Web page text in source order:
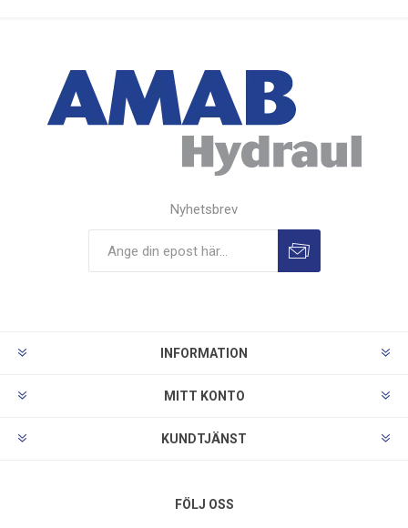
Nyhetsbrev
INFORMATION
MITT KONTO
KUNDTJÄNST
FÖLJ OSS